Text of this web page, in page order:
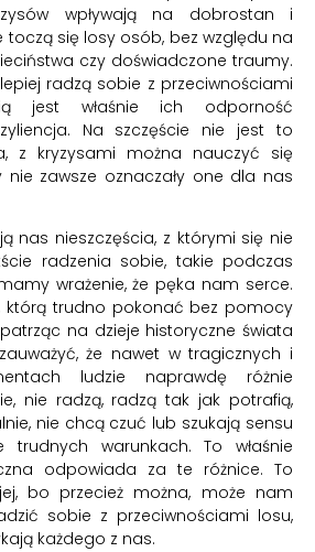
wpływają na dobrostan i
toczą się losy osób, bez względu na
czy doświadczone traumy.
radzą sobie z przeciwnościami
jest właśnie ich odporność
Na szczęście nie jest to
z kryzysami można nauczyć się
zawsze oznaczały one dla nas
nas nieszczęścia, z którymi się nie
radzenia sobie, takie podczas
wrażenie, że pęka nam serce.
którą trudno pokonać bez pomocy
na dzieje historyczne świata
że nawet w tragicznych i
ludzie naprawdę różnie
nie radzą, radzą tak jak potrafią,
nie chcą czuć lub szukają sensu
trudnych warunkach. To właśnie
odpowiada za te różnice. To
bo przecież można, może nam
sobie z przeciwnościami losu,
każdego z nas.